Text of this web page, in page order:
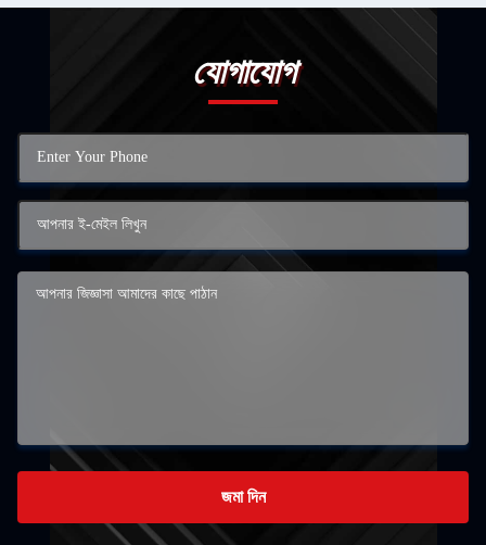
যোগাযোগ
জমা দিন